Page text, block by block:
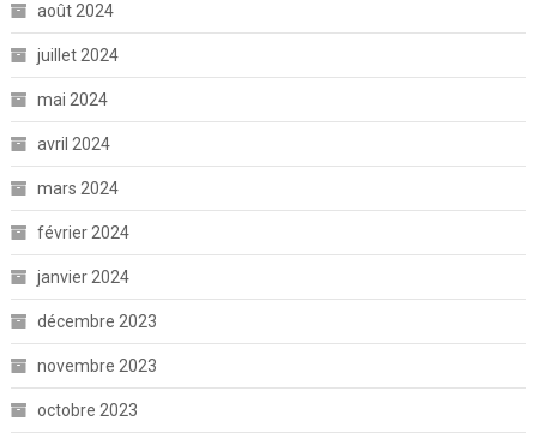
août 2024
juillet 2024
mai 2024
avril 2024
mars 2024
février 2024
janvier 2024
décembre 2023
novembre 2023
octobre 2023